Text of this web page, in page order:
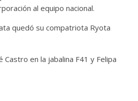
al equipo nacional.
quedó su compatriota Ryota
en la jabalina F41 y Felipa